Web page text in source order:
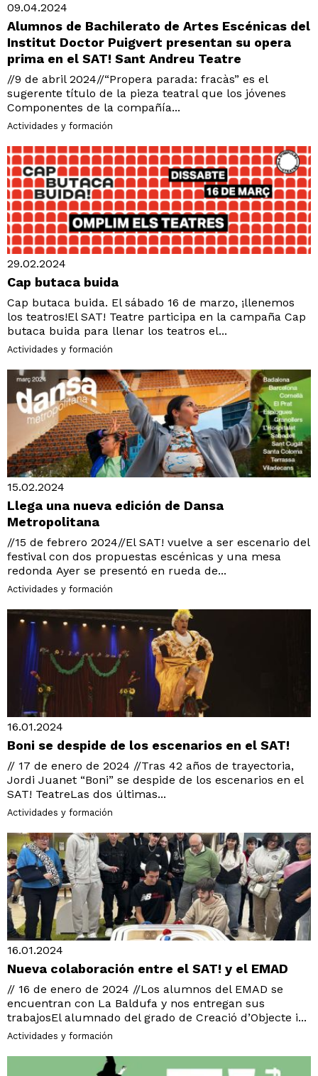
09.04.2024
Alumnos de Bachilerato de Artes Escénicas del
Institut Doctor Puigvert presentan su opera
prima en el SAT! Sant Andreu Teatre
//9 de abril 2024//“Propera parada: fracàs” es el
sugerente título de la pieza teatral que los jóvenes
Componentes de la compañía...
Actividades y formación
29.02.2024
Cap butaca buida
Cap butaca buida. El sábado 16 de marzo, ¡llenemos
los teatros!El SAT! Teatre participa en la campaña Cap
butaca buida para llenar los teatros el...
Actividades y formación
15.02.2024
Llega una nueva edición de Dansa
Metropolitana
//15 de febrero 2024//El SAT! vuelve a ser escenario del
festival con dos propuestas escénicas y una mesa
redonda Ayer se presentó en rueda de...
Actividades y formación
16.01.2024
Boni se despide de los escenarios en el SAT!
// 17 de enero de 2024 //Tras 42 años de trayectoria,
Jordi Juanet “Boni” se despide de los escenarios en el
SAT! TeatreLas dos últimas...
Actividades y formación
16.01.2024
Nueva colaboración entre el SAT! y el EMAD
// 16 de enero de 2024 //Los alumnos del EMAD se
encuentran con La Baldufa y nos entregan sus
trabajosEl alumnado del grado de Creació d’Objecte i...
Actividades y formación